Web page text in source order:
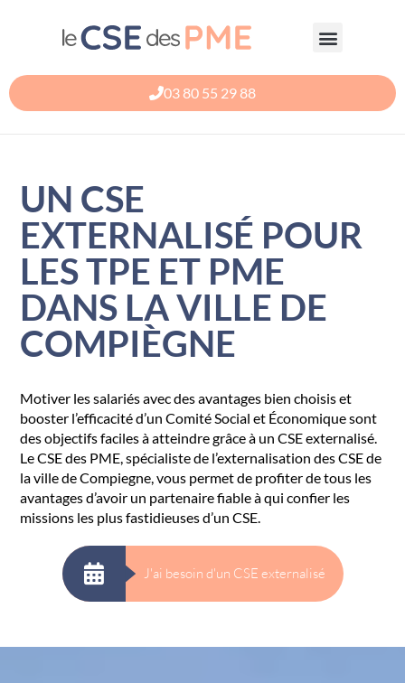
03 80 55 29 88
UN CSE
EXTERNALISÉ POUR
LES TPE ET PME
DANS LA VILLE DE
COMPIÈGNE
Motiver les salariés avec des avantages bien choisis et
booster l’efficacité d’un Comité Social et Économique sont
des objectifs faciles à atteindre grâce à un CSE externalisé.
Le CSE des PME, spécialiste de l’externalisation des CSE de
la ville de Compiegne, vous permet de profiter de tous les
avantages d’avoir un partenaire fiable à qui confier les
missions les plus fastidieuses d’un CSE.
J'ai besoin d'un CSE externalisé